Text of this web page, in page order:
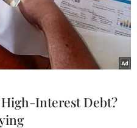
Nga
Interest Debt?